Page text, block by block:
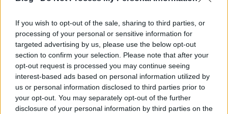
If you wish to opt-out of the sale, sharing to third parties, or
processing of your personal or sensitive information for
targeted advertising by us, please use the below opt-out
section to confirm your selection. Please note that after your
opt-out request is processed you may continue seeing
interest-based ads based on personal information utilized by
us or personal information disclosed to third parties prior to
your opt-out. You may separately opt-out of the further
disclosure of your personal information by third parties on the
tudunk-e énekelni: Lux Ádám nagyon jól tud, én
úgyhogy nagyon benne voltam. Anyagilag nem volt
nagy durranás, de nem is emiatt vállaltuk el, hanem
mert ritkaságnak számított egy ilyen lehetőség.
Megvették az alapot, és írtak rá magyar szöveget.
Hatalmas siker lett, majdnem aranylemez. Ezen
kívül egy Sztárcsengő című karácsonyi
válogatáslemezen is előadtunk egy karácsonyi
duettet.